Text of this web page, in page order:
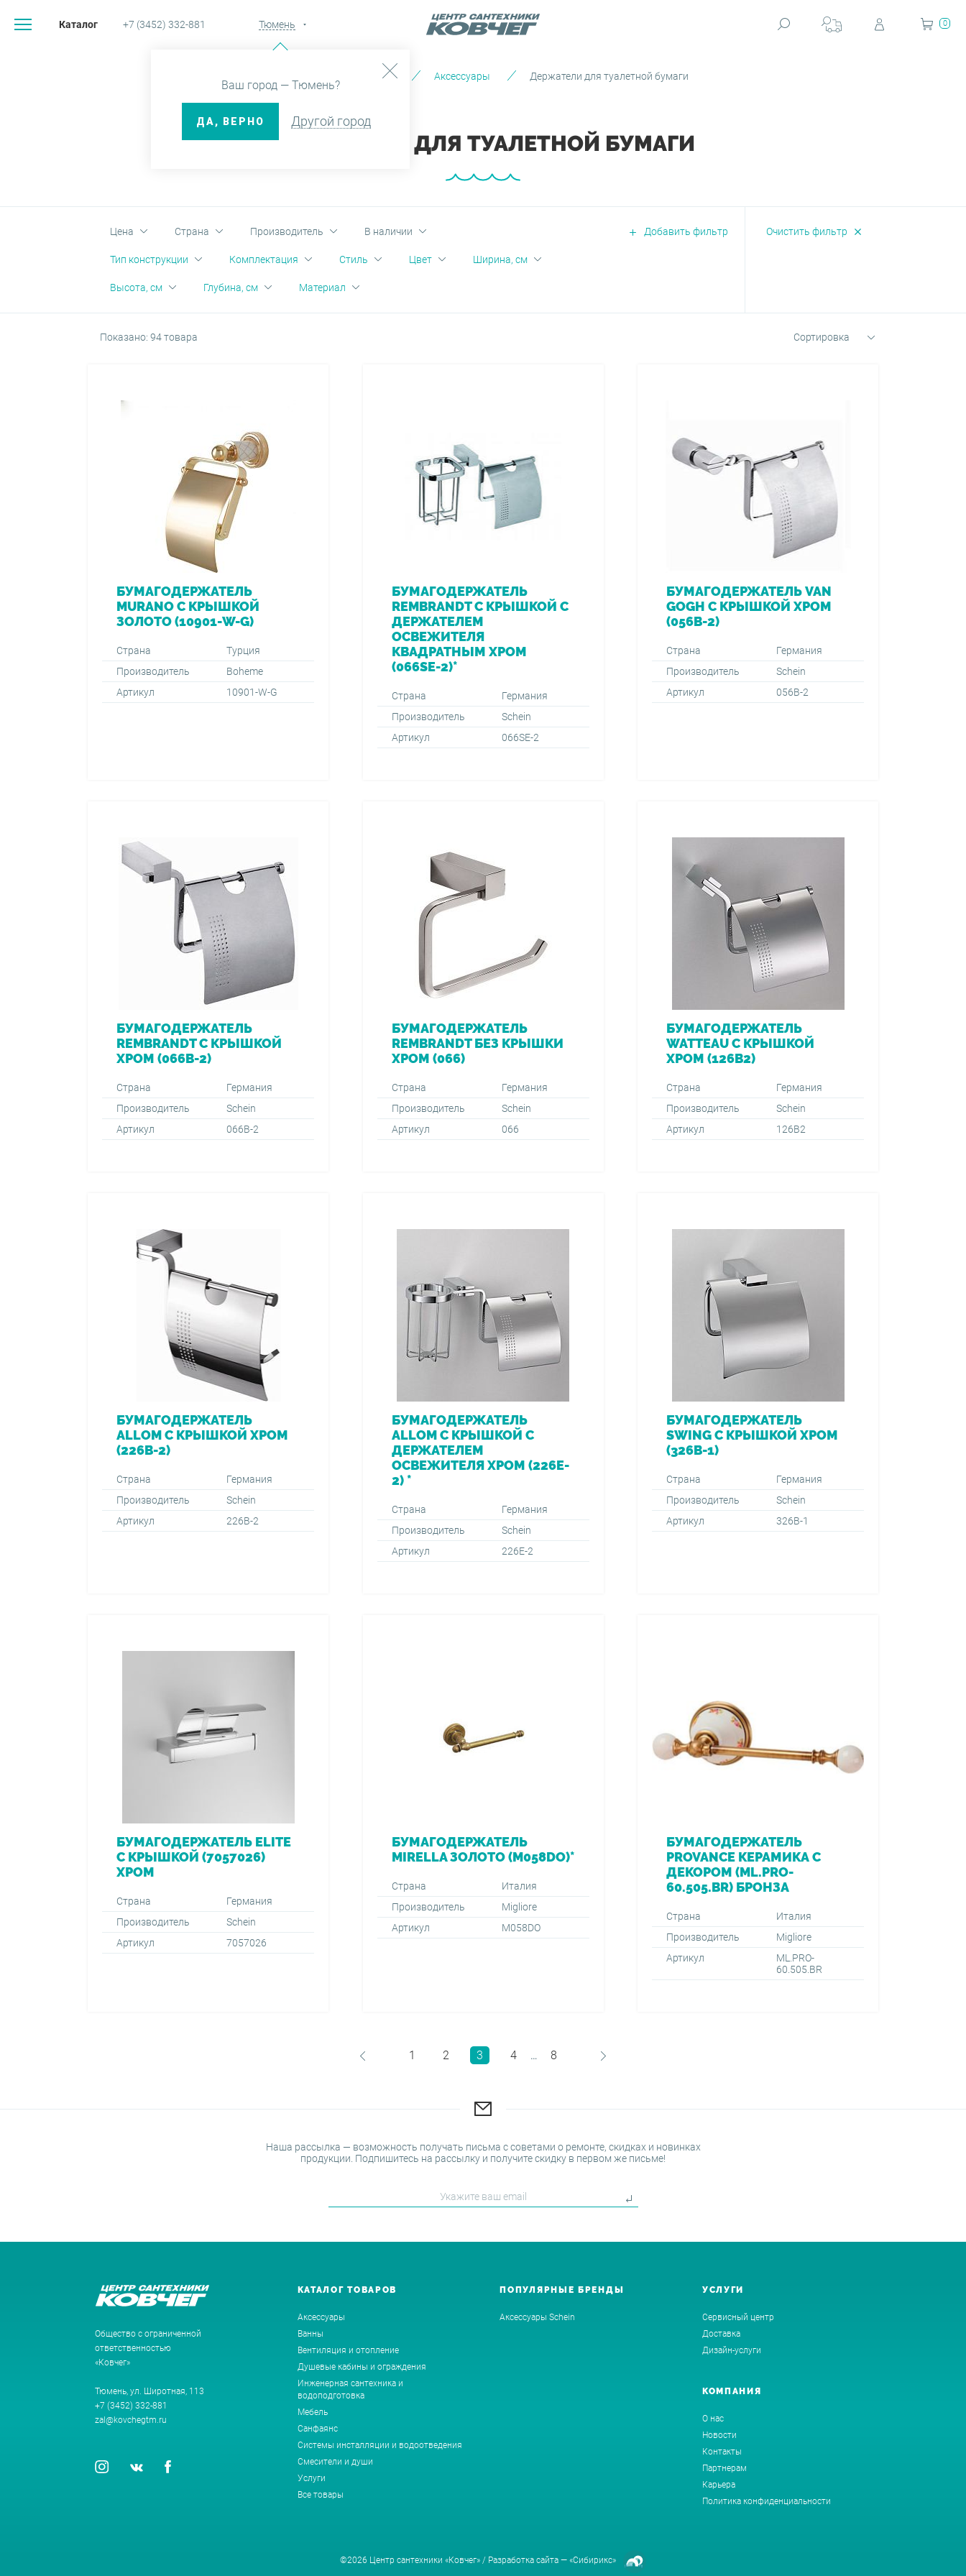
Каталог +7 (3452) 332-881 Тюмень
Ваш город — Тюмень?
ДА, ВЕРНО Другой город
0
Каталог Аксессуары Держатели для туалетной бумаги
ДЕРЖАТЕЛИ ДЛЯ ТУАЛЕТНОЙ БУМАГИ
Цена Страна Производитель В наличии
Тип конструкции Комплектация Стиль Цвет Ширина, см
Высота, см Глубина, см Материал
Добавить фильтр Очистить фильтр
Показано: 94 товара Сортировка
БУМАГОДЕРЖАТЕЛЬ
MURANO С КРЫШКОЙ
ЗОЛОТО (10901-W-G)
Страна
Турция
Производитель
Boheme
Артикул
10901-W-G
БУМАГОДЕРЖАТЕЛЬ
REMBRANDT С КРЫШКОЙ С
ДЕРЖАТЕЛЕМ
ОСВЕЖИТЕЛЯ
КВАДРАТНЫМ ХРОМ
(066SE-2)*
Страна
Германия
Производитель
Schein
Артикул
066SE-2
БУМАГОДЕРЖАТЕЛЬ VAN
GOGH С КРЫШКОЙ ХРОМ
(056B-2)
Страна
Германия
Производитель
Schein
Артикул
056B-2
БУМАГОДЕРЖАТЕЛЬ
REMBRANDT С КРЫШКОЙ
ХРОМ (066B-2)
Страна
Германия
Производитель
Schein
Артикул
066B-2
БУМАГОДЕРЖАТЕЛЬ
REMBRANDT БЕЗ КРЫШКИ
ХРОМ (066)
Страна
Германия
Производитель
Schein
Артикул
066
БУМАГОДЕРЖАТЕЛЬ
WATTEAU С КРЫШКОЙ
ХРОМ (126B2)
Страна
Германия
Производитель
Schein
Артикул
126В2
БУМАГОДЕРЖАТЕЛЬ
ALLOM С КРЫШКОЙ ХРОМ
(226B-2)
Страна
Германия
Производитель
Schein
Артикул
226B-2
БУМАГОДЕРЖАТЕЛЬ
ALLOM С КРЫШКОЙ С
ДЕРЖАТЕЛЕМ
ОСВЕЖИТЕЛЯ ХРОМ (226E-
2) *
Страна
Германия
Производитель
Schein
Артикул
226E-2
БУМАГОДЕРЖАТЕЛЬ
SWING С КРЫШКОЙ ХРОМ
(326B-1)
Страна
Германия
Производитель
Schein
Артикул
326B-1
БУМАГОДЕРЖАТЕЛЬ ELITE
C КРЫШКОЙ (7057026)
ХРОМ
Страна
Германия
Производитель
Schein
Артикул
7057026
БУМАГОДЕРЖАТЕЛЬ
MIRELLA ЗОЛОТО (M058DO)*
Страна
Италия
Производитель
Migliore
Артикул
M058DO
БУМАГОДЕРЖАТЕЛЬ
PROVANCE КЕРАМИКА С
ДЕКОРОМ (ML.PRO-
60.505.BR) БРОНЗА
Страна
Италия
Производитель
Migliore
Артикул
ML.PRO-
60.505.BR
1 2 3 4 … 8
Наша рассылка — возможность получать письма с советами о ремонте, скидках и новинках
продукции. Подпишитесь на рассылку и получите скидку в первом же письме!
Общество с ограниченной
ответственностью
«Ковчег»
Тюмень, ул. Широтная, 113
+7 (3452) 332-881
zal@kovchegtm.ru
КАТАЛОГ ТОВАРОВ
Аксессуары
Ванны
Вентиляция и отопление
Душевые кабины и ограждения
Инженерная сантехника и
водоподготовка
Мебель
Санфаянс
Системы инсталляции и водоотведения
Смесители и души
Услуги
Все товары
ПОПУЛЯРНЫЕ БРЕНДЫ
Аксессуары Schein
УСЛУГИ
Сервисный центр
Доставка
Дизайн-услуги
КОМПАНИЯ
О нас
Новости
Контакты
Партнерам
Карьера
Политика конфиденциальности
©2026 Центр сантехники «Ковчег» / Разработка сайта — «Сибирикс»